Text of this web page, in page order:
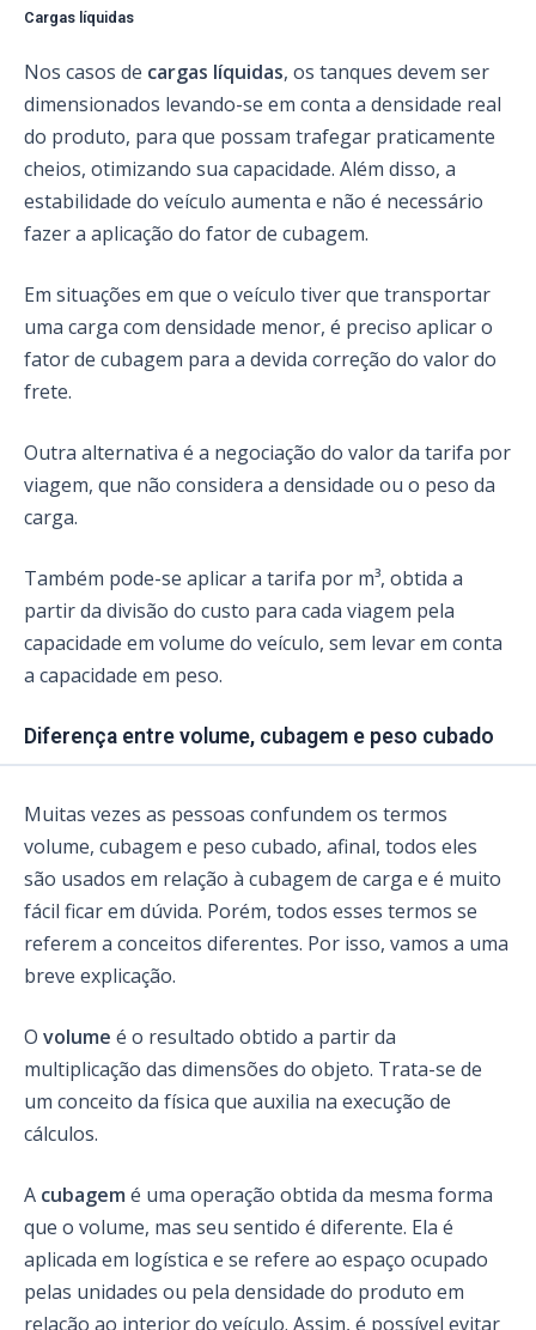
Cargas líquidas
Nos casos de cargas líquidas, os tanques devem ser
dimensionados levando-se em conta a densidade real
do produto, para que possam trafegar praticamente
cheios, otimizando sua capacidade. Além disso, a
estabilidade do veículo aumenta e não é necessário
fazer a aplicação do fator de cubagem.
Em situações em que o veículo tiver que transportar
uma carga com densidade menor, é preciso aplicar o
fator de cubagem para a devida correção do valor do
frete.
Outra alternativa é a negociação do valor da tarifa por
viagem, que não considera a densidade ou o peso da
carga.
Também pode-se aplicar a tarifa por m³, obtida a
partir da divisão do custo para cada viagem pela
capacidade em volume do veículo, sem levar em conta
a capacidade em peso.
Diferença entre volume, cubagem e peso cubado
Muitas vezes as pessoas confundem os termos
volume, cubagem e peso cubado, afinal, todos eles
são usados em relação à cubagem de carga e é muito
fácil ficar em dúvida. Porém, todos esses termos se
referem a conceitos diferentes. Por isso, vamos a uma
breve explicação.
O volume é o resultado obtido a partir da
multiplicação das dimensões do objeto. Trata-se de
um conceito da física que auxilia na execução de
cálculos.
A cubagem é uma operação obtida da mesma forma
que o volume, mas seu sentido é diferente. Ela é
aplicada em logística e se refere ao espaço ocupado
pelas unidades ou pela densidade do produto em
relação ao interior do veículo. Assim, é possível evitar